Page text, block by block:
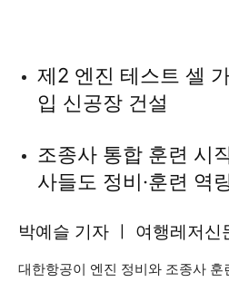
제2 엔진 테스트 셀
입 신공장 건설
조종사 통합 훈련 시
사들도 정비·훈련 역
박예슬 기자 ㅣ 여행레저신
대한항공이 엔진 정비와 조종사